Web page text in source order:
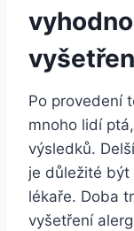
Po provedení
mnoho ⁢lidí
výsledků.
je ⁤důležité
lékaře. Doba⁢
vyšetření